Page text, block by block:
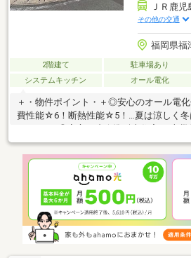
ＪＲ鹿
その他の交通
福岡県福
2階建て 駐車場あり
システムキッチン
オール電化
＋・物件ポイント・＋◎安心のオール電
費性能☆6！断熱性能☆5！…夏は涼しく冬
られます♪＋・周辺環境・＋・神興東小…
歩20分・ダイレックス…徒歩8分・ミニス
局…徒歩5分・ドラッグストア…徒歩17分
紹介可能です♪／色々な不動産会社に問
資料請求の際『その他ご希望…』の欄に気
額をご入力下さい♪お家探しはグーグル口
福津まで♪